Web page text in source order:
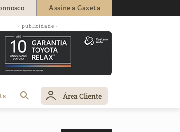
Assine a Gazeta
- publicidade -
Área Cliente